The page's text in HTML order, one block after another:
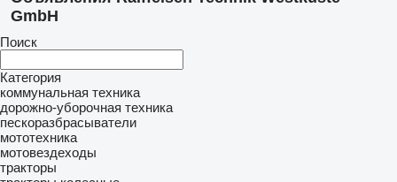
GmbH
Поиск
Категория
коммунальная техника
дорожно-уборочная техника
пескоразбрасыватели
мототехника
мотовездеходы
тракторы